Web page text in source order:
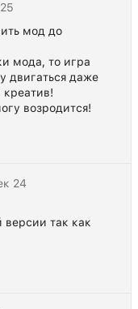
мод до
мода, то игра
двигаться даже
возродится!
24
версии так как